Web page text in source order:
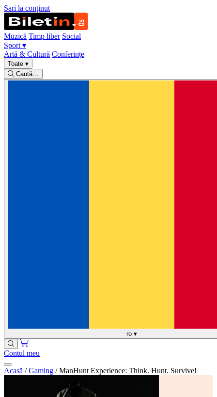
Sari la conținut
Muzică Timp liber Social
Sport ▾
Artă & Cultură Conferințe
Toate ▾
Caută…
ro ▾
Contul meu
Acasă / Gaming / ManHunt Experience: Think. Hunt. Survive!